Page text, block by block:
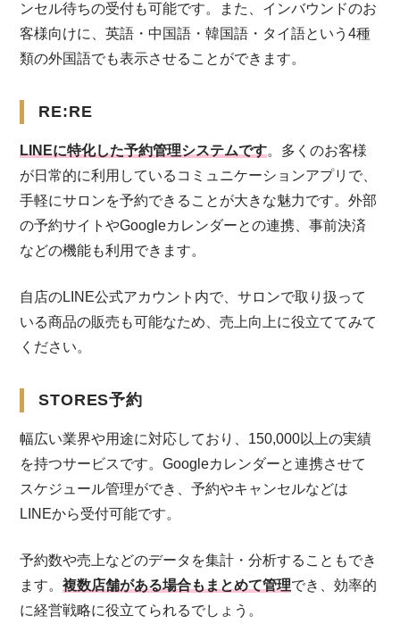
ンセル待ちの受付も可能です。また、インバウンドのお
客様向けに、英語・中国語・韓国語・タイ語という4種
類の外国語でも表示させることができます。
RE:RE
LINEに特化した予約管理システムです。多くのお客様
が日常的に利用しているコミュニケーションアプリで、
手軽にサロンを予約できることが大きな魅力です。外部
の予約サイトやGoogleカレンダーとの連携、事前決済
などの機能も利用できます。
自店のLINE公式アカウント内で、サロンで取り扱って
いる商品の販売も可能なため、売上向上に役立ててみて
ください。
STORES予約
幅広い業界や用途に対応しており、150,000以上の実績
を持つサービスです。Googleカレンダーと連携させて
スケジュール管理ができ、予約やキャンセルなどは
LINEから受付可能です。
予約数や売上などのデータを集計・分析することもでき
ます。複数店舗がある場合もまとめて管理でき、効率的
に経営戦略に役立てられるでしょう。